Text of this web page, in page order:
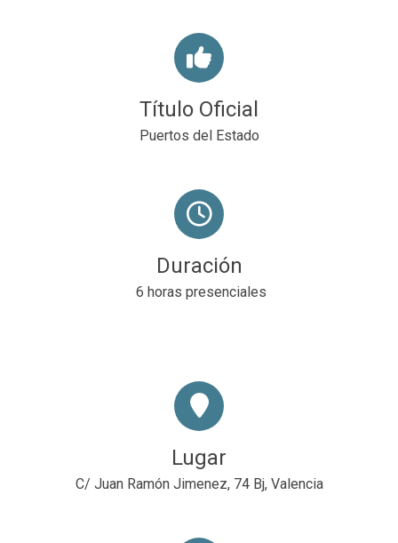
Título Oficial
Puertos del Estado
Duración
6 horas presenciales
Lugar
C/ Juan Ramón Jimenez, 74 Bj, Valencia